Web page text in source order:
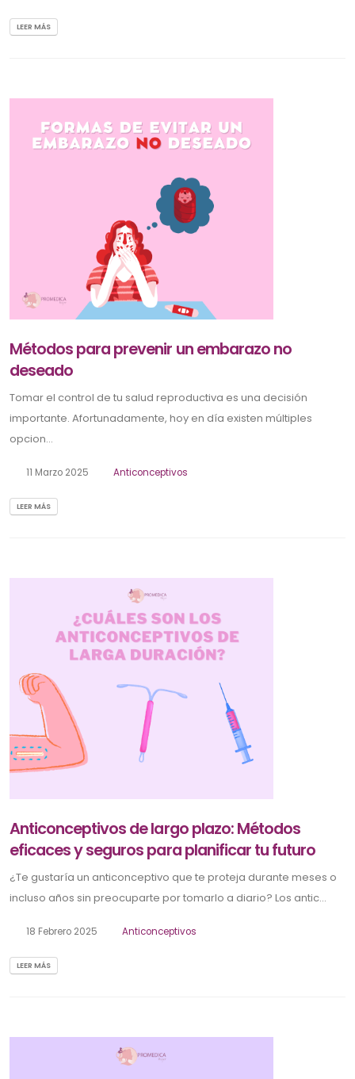
LEER MÁS
Métodos para prevenir un embarazo no
deseado
Tomar el control de tu salud reproductiva es una decisión
importante. Afortunadamente, hoy en día existen múltiples
opcion...
11 Marzo 2025 Anticonceptivos
LEER MÁS
Anticonceptivos de largo plazo: Métodos
eficaces y seguros para planificar tu futuro
¿Te gustaría un anticonceptivo que te proteja durante meses o
incluso años sin preocuparte por tomarlo a diario? Los antic...
18 Febrero 2025 Anticonceptivos
LEER MÁS